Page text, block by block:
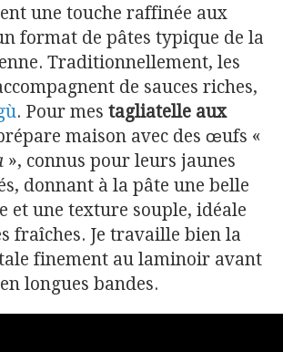
une touche raffinée aux
format de pâtes typique de la
Traditionnellement, les
de sauces riches,
. Pour mes tagliatelle aux
maison avec des œufs «
», connus pour leurs jaunes
donnant à la pâte une belle
et une texture souple, idéale
fraîches. Je travaille bien la
finement au laminoir avant
longues bandes.